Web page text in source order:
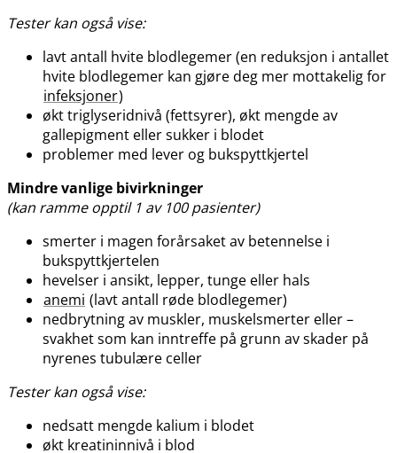
Tester kan også vise:
lavt antall hvite blodlegemer (en reduksjon i antallet
hvite blodlegemer kan gjøre deg mer mottakelig for
infeksjoner)
økt triglyseridnivå (fettsyrer), økt mengde av
gallepigment eller sukker i blodet
problemer med lever og bukspyttkjertel
Mindre vanlige bivirkninger
(kan ramme opptil 1 av 100 pasienter)
smerter i magen forårsaket av betennelse i
bukspyttkjertelen
hevelser i ansikt, lepper, tunge eller hals
anemi (lavt antall røde blodlegemer)
nedbrytning av muskler, muskelsmerter eller –
svakhet som kan inntreffe på grunn av skader på
nyrenes tubulære celler
Tester kan også vise:
nedsatt mengde kalium i blodet
økt kreatininnivå i blod